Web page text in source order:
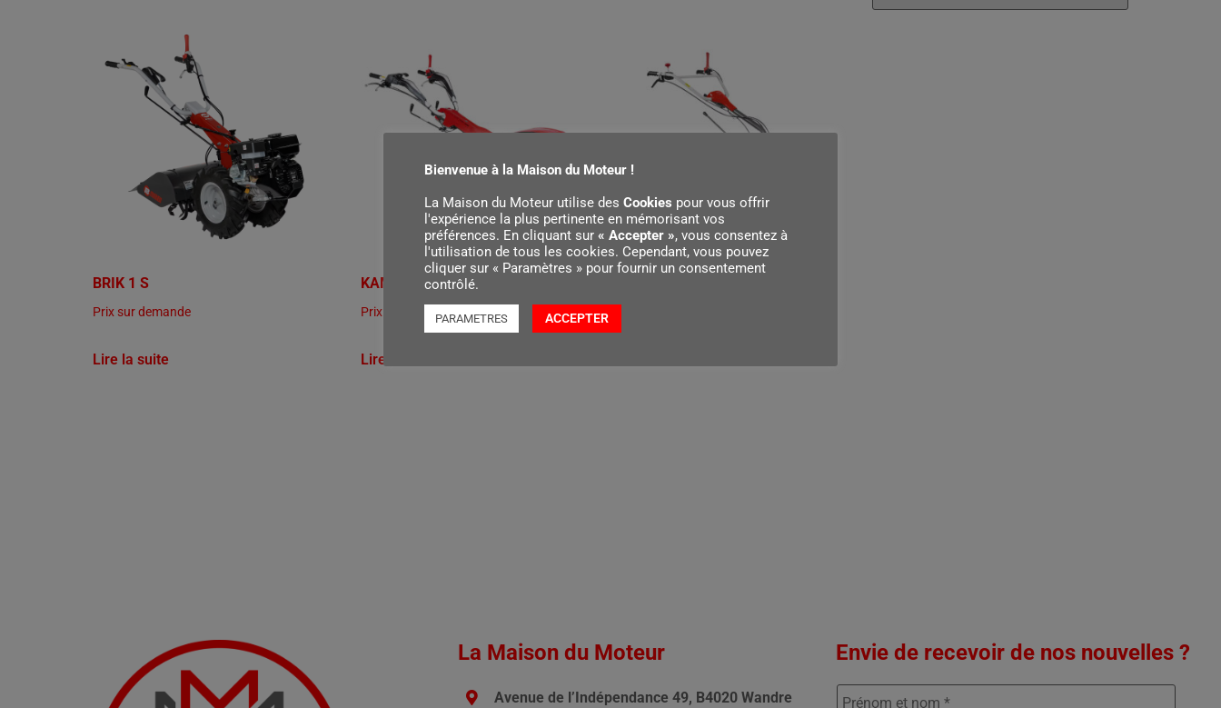
BRIK 1 S
Prix sur demande
Lire la suite
KAM 13 S
Prix sur demande
Lire la suite
La Maison du Moteur
Avenue de l’Indépendance 49, B4020 Wandre
Envie de recevoir de nos nouvelles ?
Bienvenue à la Maison du Moteur !
La Maison du Moteur utilise des Cookies pour vous offrir
l'expérience la plus pertinente en mémorisant vos
préférences. En cliquant sur « Accepter », vous consentez à
l'utilisation de tous les cookies. Cependant, vous pouvez
cliquer sur « Paramètres » pour fournir un consentement
contrôlé.
PARAMETRES ACCEPTER